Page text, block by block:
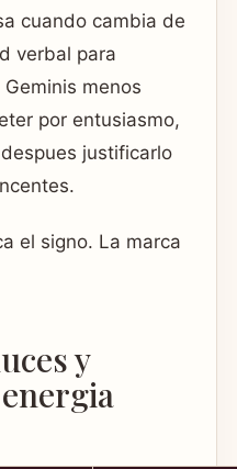
cuando cambia de
verbal para
menos
por entusiasmo,
justificarlo
el signo. La marca
y